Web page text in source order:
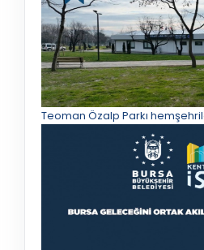
Teoman Özalp Parkı